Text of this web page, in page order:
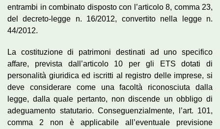
entrambi in combinato disposto con l’articolo 8, comma 23,
del decreto-legge n. 16/2012, convertito nella legge n.
44/2012.
La costituzione di patrimoni destinati ad uno specifico
affare, prevista dall’articolo 10 per gli ETS dotati di
personalità giuridica ed iscritti al registro delle imprese, si
deve considerare come una facoltà riconosciuta dalla
legge, dalla quale pertanto, non discende un obbligo di
adeguamento statutario. Conseguenzialmente, l’art. 101,
comma 2 non è applicabile all’eventuale previsione